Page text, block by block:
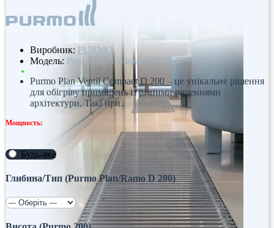
Виробник: PURMO
Модель: Plan Ventil Compact D 200
Purmo Plan Ventil Compact D 200 – це унікальне рішення
для обігріву приміщень із різними рішеннями
архітектури. Такі при..
Мощность:
Будь-яке
Глибина/Тип (Purmo Plan/Ramo D 200)